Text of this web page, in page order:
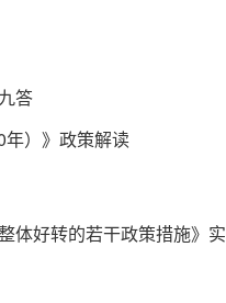
答
）》政策解读
体好转的若干政策措施》实